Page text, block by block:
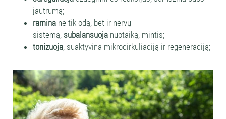
jautrumą;
ramina ne tik odą, bet ir nervų
sistemą, subalansuoja nuotaiką, mintis;
tonizuoja, suaktyvina mikrocirkuliaciją ir regeneraciją;